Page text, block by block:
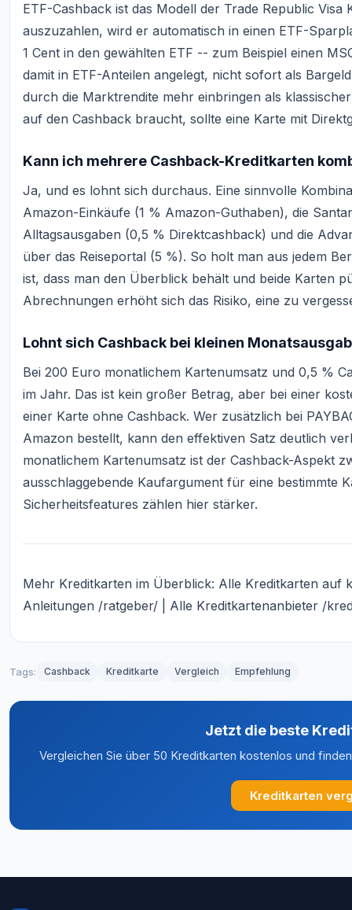
ETF-Cashback ist das Modell der Trade Republic Visa
auszuzahlen, wird er automatisch in einen ETF-
1 Cent in den gewählten ETF -- zum Beispiel einen
damit in ETF-Anteilen angelegt, nicht sofort als
durch die Marktrendite mehr einbringen als
auf den Cashback braucht, sollte eine Karte mit
Kann ich mehrere Cashback-Kreditkarten
Ja, und es lohnt sich durchaus. Eine sinnvolle
Amazon-Einkäufe (1 % Amazon-Guthaben), die
Alltagsausgaben (0,5 % Direktcashback) und die
über das Reiseportal (5 %). So holt man aus jedem
ist, dass man den Überblick behält und beide Karten
Abrechnungen erhöht sich das Risiko, eine zu
Lohnt sich Cashback bei kleinen
Bei 200 Euro monatlichem Kartenumsatz und 0,5 %
im Jahr. Das ist kein großer Betrag, aber bei einer
einer Karte ohne Cashback. Wer zusätzlich bei
Amazon bestellt, kann den effektiven Satz deutlich
monatlichem Kartenumsatz ist der Cashback-Aspekt
ausschlaggebende Kaufargument für eine bestimmte
Sicherheitsfeatures zählen hier stärker.
Mehr Kreditkarten im Überblick: Alle Kreditkarten auf
Anleitungen /ratgeber/ | Alle Kreditkartenanbieter /
Tags: Cashback Kreditkarte Vergleich Empfehlung
Jetzt die beste
Vergleichen Sie über 50 Kreditkarten kostenlos und
Kreditkarten